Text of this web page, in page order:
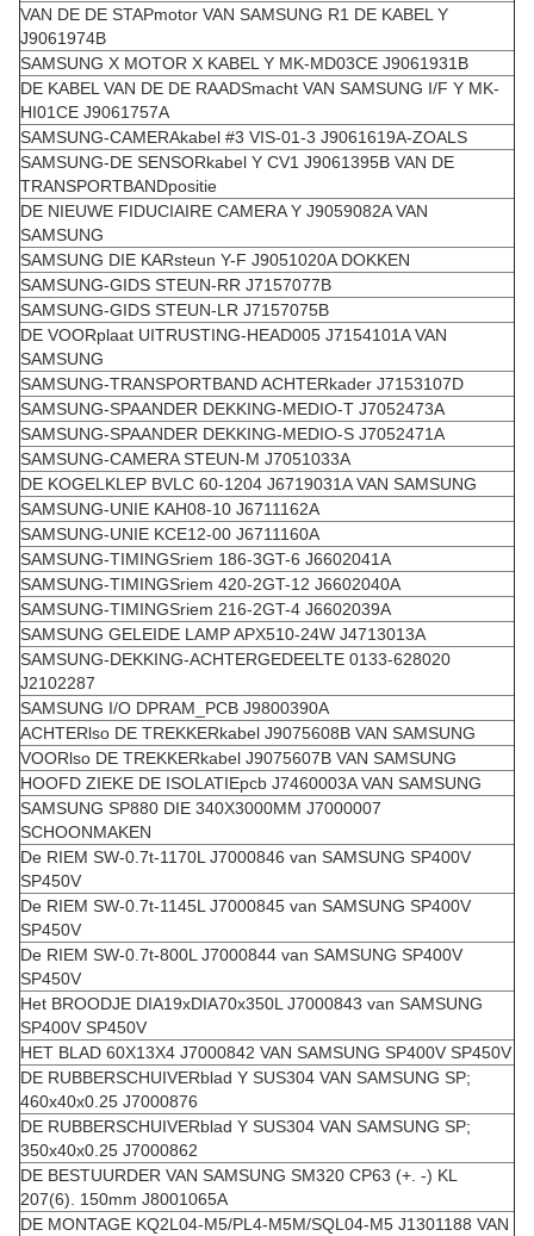
VAN DE DE STAPmotor VAN SAMSUNG R1 DE KABEL Y
J9061974B
SAMSUNG X MOTOR X KABEL Y MK-MD03CE J9061931B
DE KABEL VAN DE DE RAADSmacht VAN SAMSUNG I/F Y MK-
HI01CE J9061757A
SAMSUNG-CAMERAkabel #3 VIS-01-3 J9061619A-ZOALS
SAMSUNG-DE SENSORkabel Y CV1 J9061395B VAN DE
TRANSPORTBANDpositie
DE NIEUWE FIDUCIAIRE CAMERA Y J9059082A VAN
SAMSUNG
SAMSUNG DIE KARsteun Y-F J9051020A DOKKEN
SAMSUNG-GIDS STEUN-RR J7157077B
SAMSUNG-GIDS STEUN-LR J7157075B
DE VOORplaat UITRUSTING-HEAD005 J7154101A VAN
SAMSUNG
SAMSUNG-TRANSPORTBAND ACHTERkader J7153107D
SAMSUNG-SPAANDER DEKKING-MEDIO-T J7052473A
SAMSUNG-SPAANDER DEKKING-MEDIO-S J7052471A
SAMSUNG-CAMERA STEUN-M J7051033A
DE KOGELKLEP BVLC 60-1204 J6719031A VAN SAMSUNG
SAMSUNG-UNIE KAH08-10 J6711162A
SAMSUNG-UNIE KCE12-00 J6711160A
SAMSUNG-TIMINGSriem 186-3GT-6 J6602041A
SAMSUNG-TIMINGSriem 420-2GT-12 J6602040A
SAMSUNG-TIMINGSriem 216-2GT-4 J6602039A
SAMSUNG GELEIDE LAMP APX510-24W J4713013A
SAMSUNG-DEKKING-ACHTERGEDEELTE 0133-628020
J2102287
SAMSUNG I/O DPRAM_PCB J9800390A
ACHTERlso DE TREKKERkabel J9075608B VAN SAMSUNG
VOORlso DE TREKKERkabel J9075607B VAN SAMSUNG
HOOFD ZIEKE DE ISOLATIEpcb J7460003A VAN SAMSUNG
SAMSUNG SP880 DIE 340X3000MM J7000007
SCHOONMAKEN
De RIEM SW-0.7t-1170L J7000846 van SAMSUNG SP400V
SP450V
De RIEM SW-0.7t-1145L J7000845 van SAMSUNG SP400V
SP450V
De RIEM SW-0.7t-800L J7000844 van SAMSUNG SP400V
SP450V
Het BROODJE DIA19xDIA70x350L J7000843 van SAMSUNG
SP400V SP450V
HET BLAD 60X13X4 J7000842 VAN SAMSUNG SP400V SP450V
DE RUBBERSCHUIVERblad Y SUS304 VAN SAMSUNG SP;
460x40x0.25 J7000876
DE RUBBERSCHUIVERblad Y SUS304 VAN SAMSUNG SP;
350x40x0.25 J7000862
DE BESTUURDER VAN SAMSUNG SM320 CP63 (+. -) KL
207(6). 150mm J8001065A
DE MONTAGE KQ2L04-M5/PL4-M5M/SQL04-M5 J1301188 VAN